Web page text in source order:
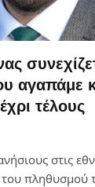
αγαπάμε
τέλους
στις
πληθυσμού